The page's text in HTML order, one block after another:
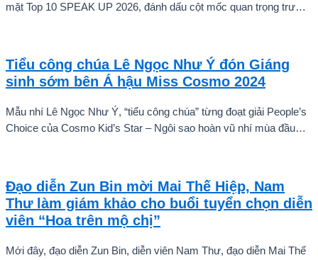
mặt Top 10 SPEAK UP 2026, đánh dấu cột mốc quan trọng trước
Tiểu công chúa Lê Ngọc Như Ý đón Giáng
sinh sớm bên Á hậu Miss Cosmo 2024
Mẫu nhí Lê Ngọc Như Ý, “tiểu công chúa” từng đoạt giải People’s
Choice của Cosmo Kid’s Star – Ngôi sao hoàn vũ nhí mùa đầu
Đạo diễn Zun Bin mời Mai Thế Hiệp, Nam
Thư làm giám khảo cho buổi tuyển chọn diễn
viên “Hoa trên mộ chị”
Mới đây, đạo diễn Zun Bin, diễn viên Nam Thư, đạo diễn Mai Thế